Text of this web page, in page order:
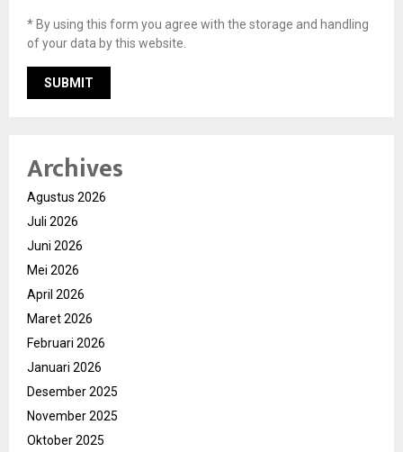
* By using this form you agree with the storage and handling
of your data by this website.
Archives
Agustus 2026
Juli 2026
Juni 2026
Mei 2026
April 2026
Maret 2026
Februari 2026
Januari 2026
Desember 2025
November 2025
Oktober 2025